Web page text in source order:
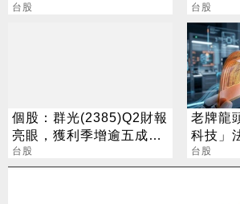
台股
5%
台股
個股：群光(2385)Q2財報
亮眼，獲利季增逾五成，
H1賺逾半股本
台股
老牌龍
科技」
後秘辛
台股